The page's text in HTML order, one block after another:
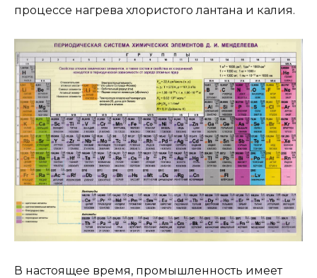
процессе нагрева хлористого лантана и калия.
В настоящее время, промышленность имеет